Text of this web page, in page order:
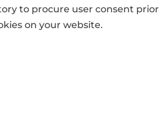
to procure user consent prior
on your website.